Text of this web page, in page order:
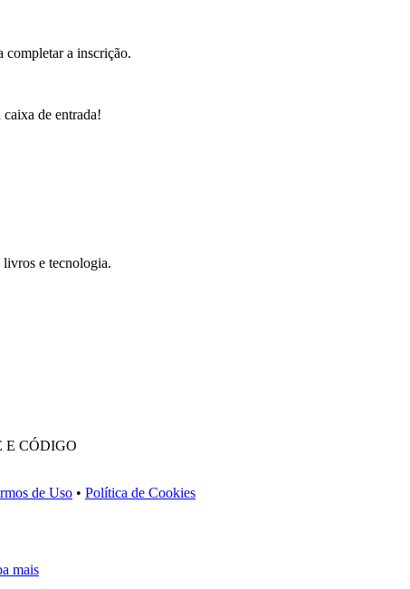
a inscrição.
de entrada!
livros e tecnologia.
E CÓDIGO
de Uso • Política de Cookies
mais